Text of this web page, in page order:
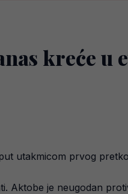
kreće
utakmicom prvog
Aktobe je neugodan